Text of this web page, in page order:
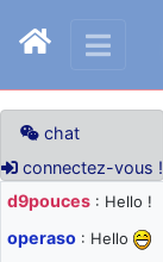
chat
connectez-vous !
d9pouces : Hello !
operaso : Hello